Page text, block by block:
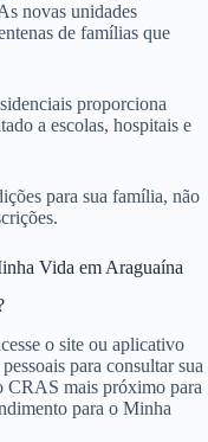
novas unidades
de famílias que
proporciona
a escolas, hospitais e
para sua família, não
Vida em Araguaína
o site ou aplicativo
para consultar sua
CRAS mais próximo para
para o Minha